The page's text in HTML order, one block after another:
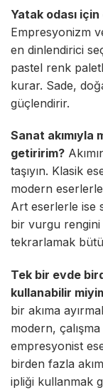
Yatak odası
Empresyonizm
en dinlendirici
pastel renk
kurar. Sade,
güçlendirir.
Sanat akımıyla
getiririm?
taşıyın. Klasik
modern
Art eserlerle ise
bir vurgu rengini
tekrarlamak
Tek bir evde
kullanabilir
bir akıma
modern, çalışma
empresyonist
birden fazla
ipliği kullanmak